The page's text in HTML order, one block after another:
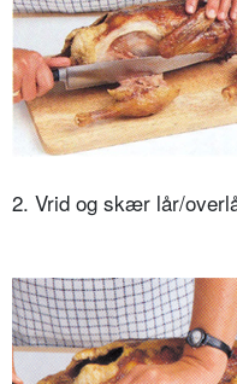
2. Vrid og skær lår/